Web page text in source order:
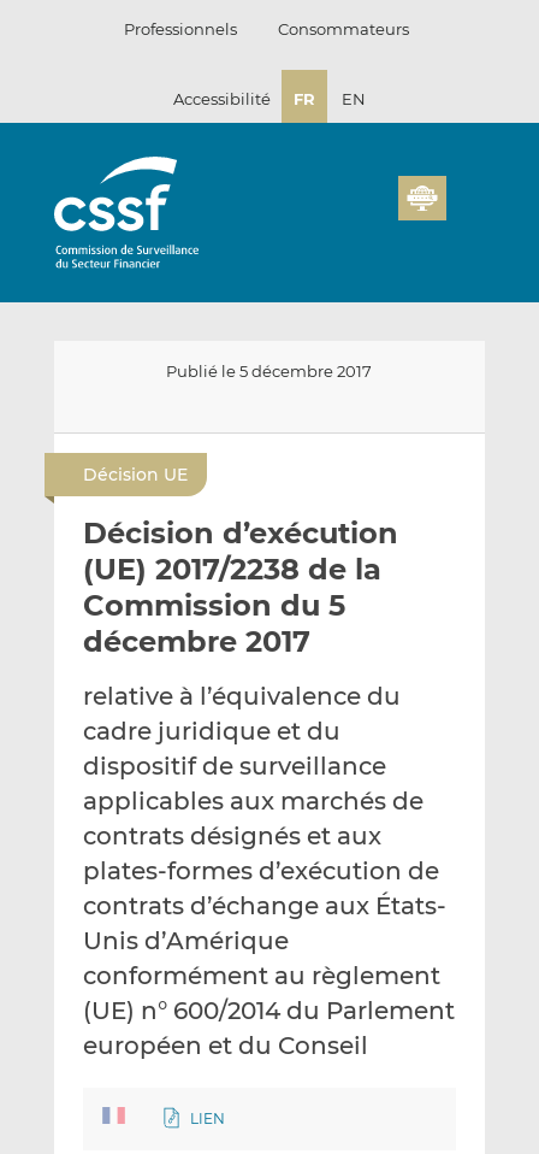
Professionnels Consommateurs
Accessibilité FR EN
Publié le 5 décembre 2017
y
e
r
p
a
e
m
i
l
a
g
e
r
s
r
L
n
k
e
d
n
a
g
e
s
r
F
c
e
b
o
k
Décision UE
Décision d’exécution
(UE) 2017/2238 de la
Commission du 5
décembre 2017
relative à l’équivalence du
cadre juridique et du
dispositif de surveillance
applicables aux marchés de
contrats désignés et aux
plates-formes d’exécution de
contrats d’échange aux États-
Unis d’Amérique
conformément au règlement
(UE) n° 600/2014 du Parlement
européen et du Conseil
LIEN